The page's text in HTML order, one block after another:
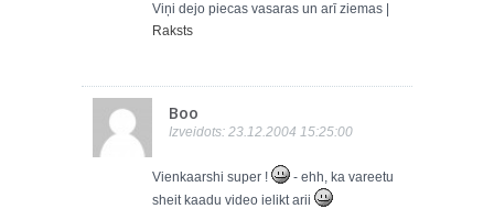
Viņi dejo piecas vasaras un arī ziemas |
Raksts
Boo
Izveidots: 23.12.2004 15:25:00
Vienkaarshi super !
- ehh, ka vareetu
sheit kaadu video ielikt arii